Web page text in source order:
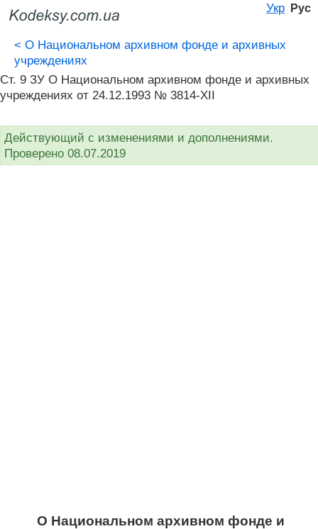
Укр Рус
< О Национальном архивном фонде и архивных
учреждениях
Ст. 9 ЗУ О Национальном архивном фонде и архивных
учреждениях от 24.12.1993 № 3814-XII
Действующий с изменениями и дополнениями.
Проверено 08.07.2019
О Национальном архивном фонде и